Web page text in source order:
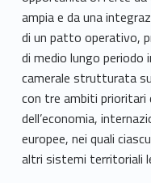
i
o
n
a
l
ampia e da una
di un patto operativo,
di medio lungo periodo
camerale strutturata
con tre ambiti
dell’economia,
europee, nei quali
altri sistemi territoriali